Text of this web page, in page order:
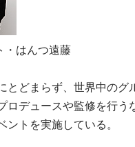
・はんつ遠藤
とどまらず、世界中の
ロデュースや監修を行
ントを実施している。